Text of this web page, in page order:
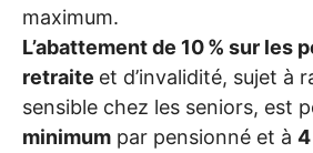
maximum.
L’abattement de 10% sur les
retraite et d’invalidité, sujet à
sensible chez les seniors, est
minimum par pensionné et à